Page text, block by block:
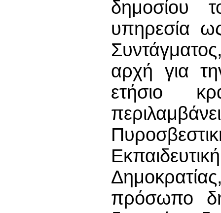
δημοσίου
υπηρεσία
αρχή για
ετήσιο
πρόσωπο